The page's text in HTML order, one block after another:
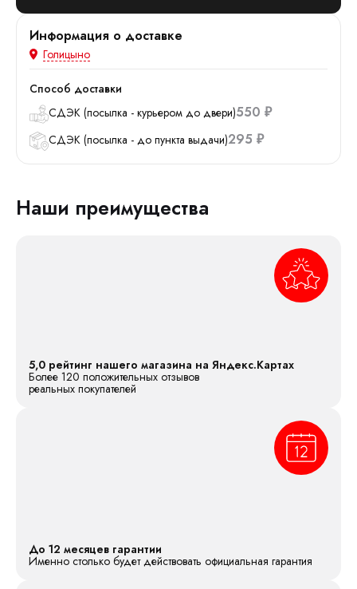
Информация о доставке
Голицыно
Способ доставки
СДЭК (посылка - курьером до двери)550 ₽
СДЭК (посылка - до пункта выдачи)295 ₽
Наши преимущества
5,0 рейтинг нашего магазина на Яндекс.Картах
Более 120 положительных отзывов
реальных покупателей
До 12 месяцев гарантии
Именно столько будет действовать официальная гарантия